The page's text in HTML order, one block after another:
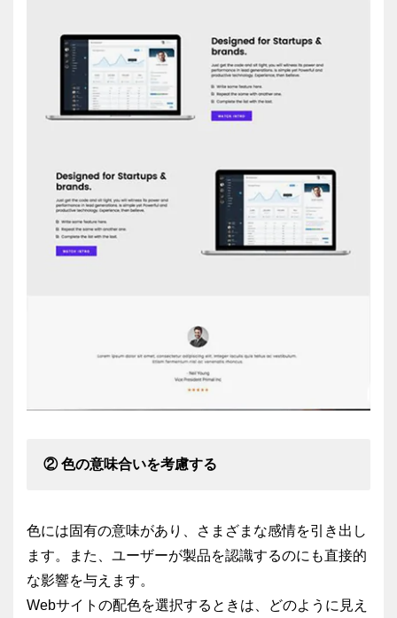
② 色の意味合いを考慮する
色には固有の意味があり、さまざまな感情を引き出し
ます。また、ユーザーが製品を認識するのにも直接的
な影響を与えます。
Webサイトの配色を選択するときは、どのように見え